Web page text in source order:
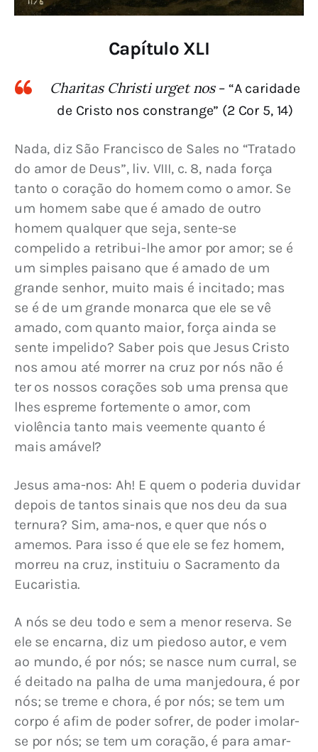
Capítulo XLI
Charitas Christi urget nos– “A caridade
de Cristo nos constrange” (2 Cor 5, 14)
Nada, diz São Francisco de Sales no “Tratado
do amor de Deus”, liv. VIII, c. 8, nada força
tanto o coração do homem como o amor. Se
um homem sabe que é amado de outro
homem qualquer que seja, sente-se
compelido a retribui-lhe amor por amor; se é
um simples paisano que é amado de um
grande senhor, muito mais é incitado; mas
se é de um grande monarca que ele se vê
amado, com quanto maior, força ainda se
sente impelido? Saber pois que Jesus Cristo
nos amou até morrer na cruz por nós não é
ter os nossos corações sob uma prensa que
lhes espreme fortemente o amor, com
violência tanto mais veemente quanto é
mais amável?
Jesus ama-nos: Ah! E quem o poderia duvidar
depois de tantos sinais que nos deu da sua
ternura? Sim, ama-nos, e quer que nós o
amemos. Para isso é que ele se fez homem,
morreu na cruz, instituiu o Sacramento da
Eucaristia.
A nós se deu todo e sem a menor reserva. Se
ele se encarna, diz um piedoso autor, e vem
ao mundo, é por nós; se nasce num curral, se
é deitado na palha de uma manjedoura, é por
nós; se treme e chora, é por nós; se tem um
corpo é afim de poder sofrer, de poder imolar-
se por nós; se tem um coração, é para amar-